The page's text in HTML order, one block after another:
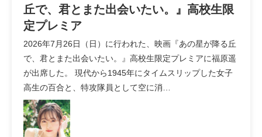
丘で、君とまた出会いたい。』高校生限
定プレミア
2026年7月26日（日）に行われた、映画『あの星が降る丘
で、君とまた出会いたい。』高校生限定プレミアに福原遥
が出席した。 現代から1945年にタイムスリップした女子
高生の百合と、特攻隊員として空に消…